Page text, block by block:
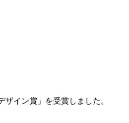
イン賞」を受賞しました。